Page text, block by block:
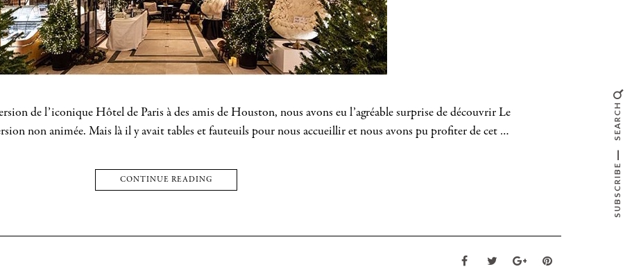
de l’iconique Hôtel de Paris à des amis de Houston, nous avons eu l’agréable surprise de découvrir Le
non animée. Mais là il y avait tables et fauteuils pour nous accueillir et nous avons pu profiter de cet …
CONTINUE READING
SEARCH
SUBSCRIBE